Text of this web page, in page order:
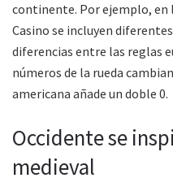
continente. Por ejemplo, en
Casino se incluyen
diferencias entre las reglas
números de la rueda
americana añade un doble 0.
Occidente se
medieval